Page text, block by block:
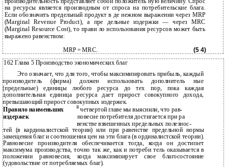
на ресурсы является производным от спроса на потребительские блага.
Если обозначить предельный продукт в де­ нежном выражении через MRP
(Marginal Revenue Product), а пре­ дельные издержки — через MRC
(Marginal Resource Cost), то прави­ ло использования ресурсов может быть
выражено равенством:
MRP = MRC. (5 4)
162 Глава 5 Производство экономических благ
Это означает, что для того, чтобы максимизировать прибыль, каждый
производитель (фирма) должен использовать дополнитель­ ные
(предельные) единицы любого ресурса до тех пор, пока каждая
дополнительная единица ресурса дает прирост совокупного дохода,
превышающий прирост совокупных издержек.
Правило наименьших
В четвертой главе мы выяснили, что рав-
издержек
новесие потребителя достигается при ра­
венстве взвешенных предельных полезнос-
тей (в кардиналистской теории) или при равенстве предельной нормы
замещения благ и соотношения цен на эти блага (в ординалистской теории).
Равновесие производителя обеспечивается тогда, когда он достигает
максимума производства, точно так же, как и потреби­ тель оказывается в
положении равновесия, когда максимизирует свое благосостояние
(удовольствие от потребляемых благ).